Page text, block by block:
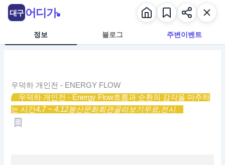
정보 블로그 주변이벤트
우덕하 개인전 - ENERGY FLOW
우덕하 개인전 - Energy Flow흐름과 순환의 감각을 마주하
는 시간4.7 ~ 4.12봉산문화회관골라보기무료,전시
대구 어디가